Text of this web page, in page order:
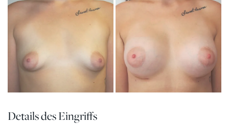
Details des Eingriffs